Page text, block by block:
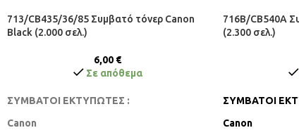
713/CB435/36/85 Συμβατό τόνερ Canon
Black (2.000 σελ.)
6,00 €
Σε απόθεμα
ΣΥΜΒΑΤΟΙ ΕΚΤΥΠΩΤΕΣ :
Canon
716B/CB540A
(2.300 σελ.)
ΣΥΜΒΑΤΟΙ
Canon